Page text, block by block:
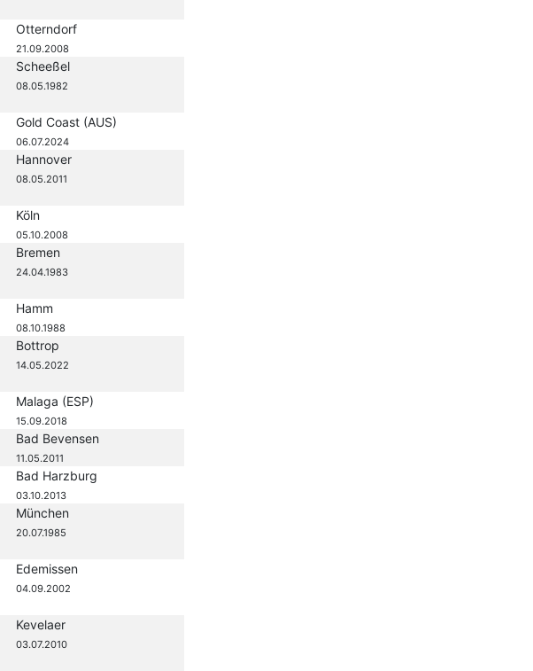
Otterndorf
21.09.2008
Scheeßel
08.05.1982
Gold Coast (AUS)
06.07.2024
Hannover
08.05.2011
Köln
05.10.2008
Bremen
24.04.1983
Hamm
08.10.1988
Bottrop
14.05.2022
Malaga (ESP)
15.09.2018
Bad Bevensen
11.05.2011
Bad Harzburg
03.10.2013
München
20.07.1985
Edemissen
04.09.2002
Kevelaer
03.07.2010